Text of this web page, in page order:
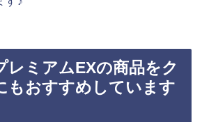
レミアムEXの商品をク
もおすすめしています